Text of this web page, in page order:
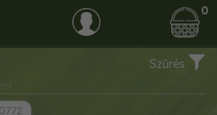
0
Szűrés